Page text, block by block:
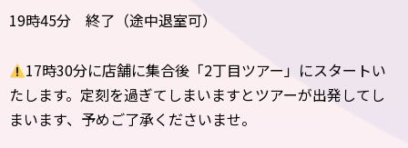
19時45分 終了（途中退室可）
17時30分に店舗に集合後「2丁目ツアー」にスタートい
たします。定刻を過ぎてしまいますとツアーが出発してし
まいます、予めご了承くださいませ。